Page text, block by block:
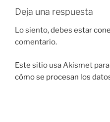
Deja una respuesta
Lo siento, debes estar
comentario.
Este sitio usa Akismet
cómo se procesan los